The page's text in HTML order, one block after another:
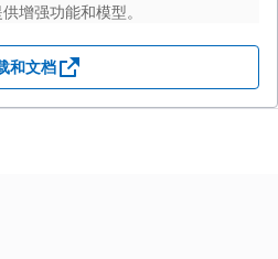
增强功能和模型。
和文档